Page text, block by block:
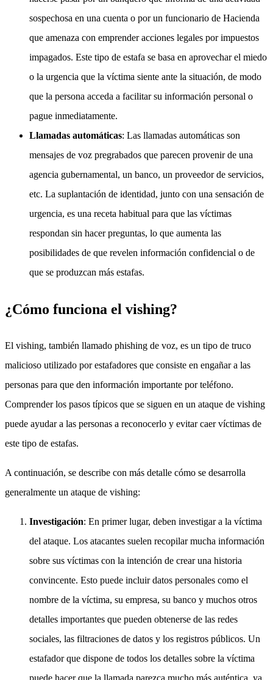
sospechosa en una cuenta o por un funcionario de Hacienda
que amenaza con emprender acciones legales por impuestos
impagados. Este tipo de estafa se basa en aprovechar el miedo
o la urgencia que la víctima siente ante la situación, de modo
que la persona acceda a facilitar su información personal o
pague inmediatamente.
Llamadas automáticas: Las llamadas automáticas son
mensajes de voz pregrabados que parecen provenir de una
agencia gubernamental, un banco, un proveedor de servicios,
etc. La suplantación de identidad, junto con una sensación de
urgencia, es una receta habitual para que las víctimas
respondan sin hacer preguntas, lo que aumenta las
posibilidades de que revelen información confidencial o de
que se produzcan más estafas.
¿Cómo funciona el vishing?
El vishing, también llamado phishing de voz, es un tipo de truco
malicioso utilizado por estafadores que consiste en engañar a las
personas para que den información importante por teléfono.
Comprender los pasos típicos que se siguen en un ataque de vishing
puede ayudar a las personas a reconocerlo y evitar caer víctimas de
este tipo de estafas.
A continuación, se describe con más detalle cómo se desarrolla
generalmente un ataque de vishing:
Investigación: En primer lugar, deben investigar a la víctima
del ataque. Los atacantes suelen recopilar mucha información
sobre sus víctimas con la intención de crear una historia
convincente. Esto puede incluir datos personales como el
nombre de la víctima, su empresa, su banco y muchos otros
detalles importantes que pueden obtenerse de las redes
sociales, las filtraciones de datos y los registros públicos. Un
estafador que dispone de todos los detalles sobre la víctima
puede hacer que la llamada parezca mucho más auténtica, ya